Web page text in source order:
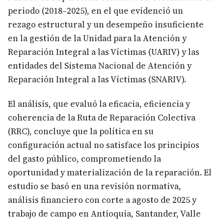
periodo (2018–2025), en el que evidenció un
rezago estructural y un desempeño insuficiente
en la gestión de la Unidad para la Atención y
Reparación Integral a las Víctimas (UARIV) y las
entidades del Sistema Nacional de Atención y
Reparación Integral a las Víctimas (SNARIV).
El análisis, que evaluó la eficacia, eficiencia y
coherencia de la Ruta de Reparación Colectiva
(RRC), concluye que la política en su
configuración actual no satisface los principios
del gasto público, comprometiendo la
oportunidad y materialización de la reparación. El
estudio se basó en una revisión normativa,
análisis financiero con corte a agosto de 2025 y
trabajo de campo en Antioquia, Santander, Valle